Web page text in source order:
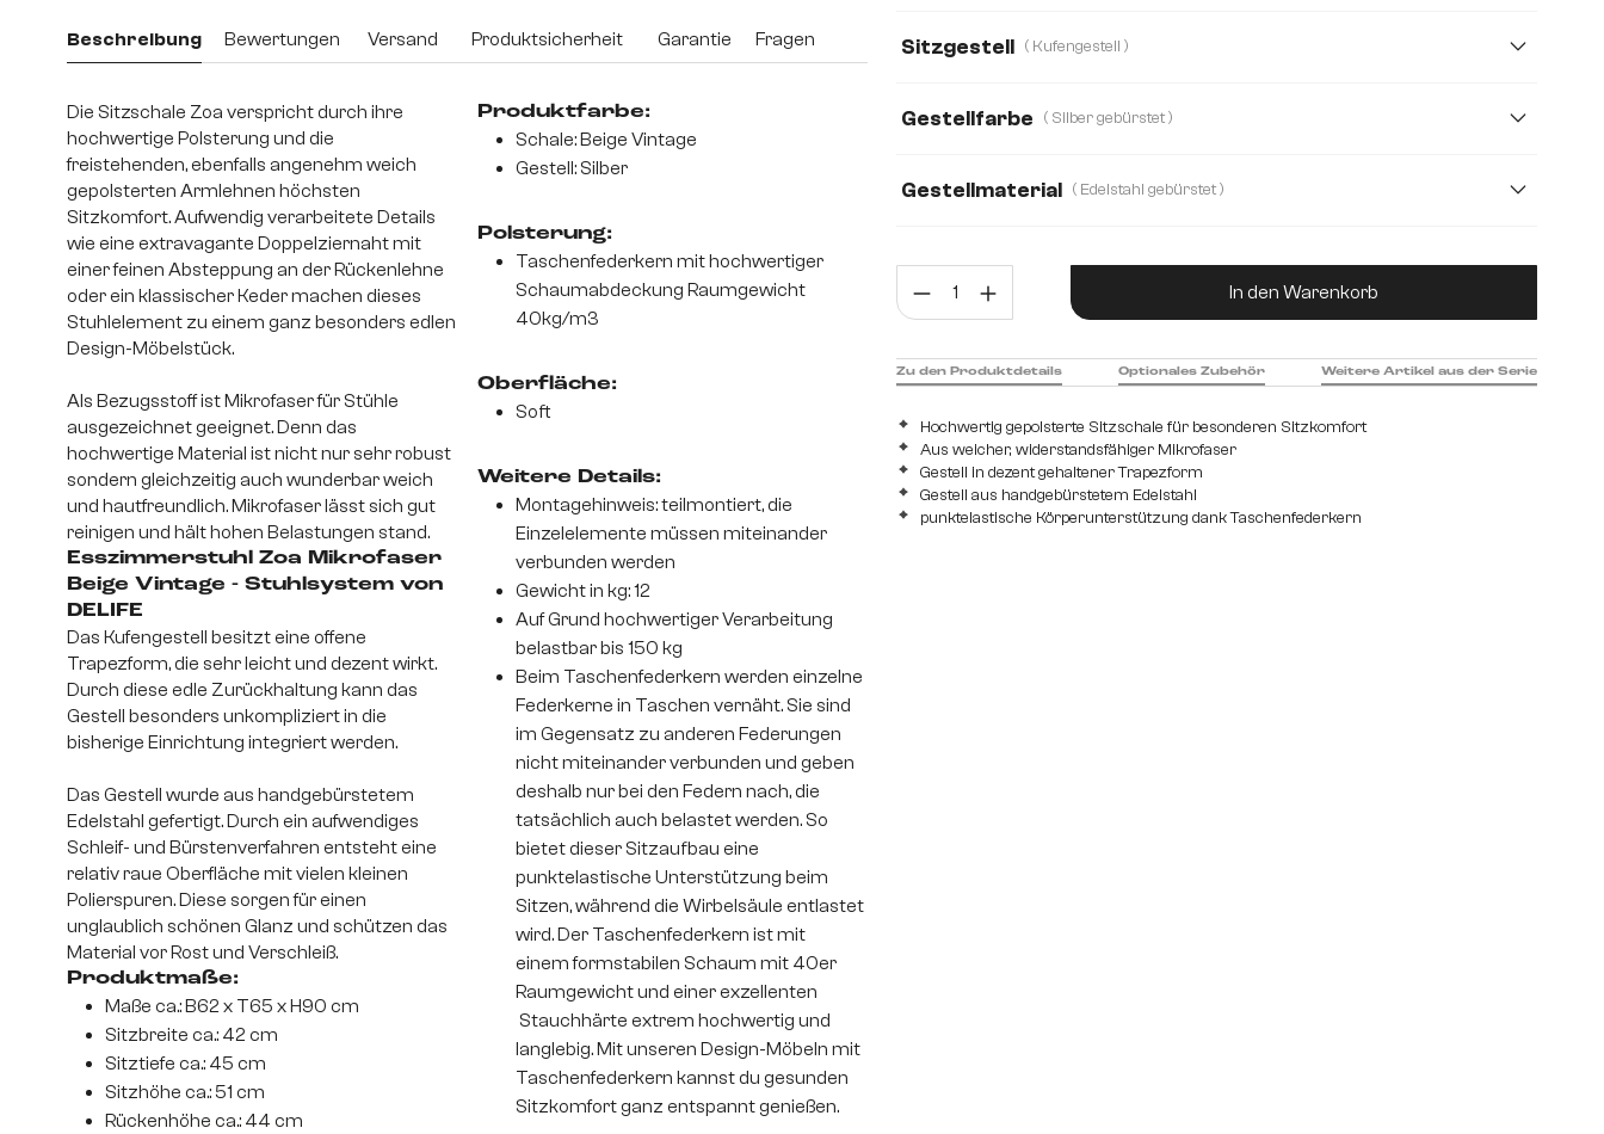
Strukturstoff Soft
Sitzgestell ( Kufengestell )
Gestellfarbe ( Silber gebürstet )
Gestellmaterial ( Edelstahl gebürstet )
Produkt Anzahl: Gib den gewünschten Wert
In den Warenkorb
Hochwertig gepolsterte Sitzschale für besonderen Sitzkomfort
Aus weicher, widerstandsfähiger Mikrofaser
Gestell in dezent gehaltener Trapezform
Gestell aus handgebürstetem Edelstahl
punktelastische Körperunterstützung dank Taschenfederkern
Zu den Produktdetails Optionales Zubehör Weitere Artikel aus der Serie
Beschreibung Bewertungen Versand Produktsicherheit Garantie Fragen
Die Sitzschale Zoa verspricht durch ihre
hochwertige Polsterung und die
freistehenden, ebenfalls angenehm weich
gepolsterten Armlehnen höchsten
Sitzkomfort. Aufwendig verarbeitete Details
wie eine extravagante Doppelziernaht mit
einer feinen Absteppung an der Rückenlehne
oder ein klassischer Keder machen dieses
Stuhlelement zu einem ganz besonders edlen
Design-Möbelstück.
Als Bezugsstoff ist Mikrofaser für Stühle
ausgezeichnet geeignet. Denn das
hochwertige Material ist nicht nur sehr robust
sondern gleichzeitig auch wunderbar weich
und hautfreundlich. Mikrofaser lässt sich gut
reinigen und hält hohen Belastungen stand.
Esszimmerstuhl Zoa Mikrofaser
Beige Vintage - Stuhlsystem von
DELIFE
Das Kufengestell besitzt eine offene
Trapezform, die sehr leicht und dezent wirkt.
Durch diese edle Zurückhaltung kann das
Gestell besonders unkompliziert in die
bisherige Einrichtung integriert werden.
Das Gestell wurde aus handgebürstetem
Edelstahl gefertigt. Durch ein aufwendiges
Schleif- und Bürstenverfahren entsteht eine
relativ raue Oberfläche mit vielen kleinen
Polierspuren. Diese sorgen für einen
unglaublich schönen Glanz und schützen das
Material vor Rost und Verschleiß.
Produktmaße:
Maße ca.: B62 x T65 x H90 cm
Sitzbreite ca.: 42 cm
Sitztiefe ca.: 45 cm
Sitzhöhe ca.: 51 cm
Rückenhöhe ca.: 44 cm
Produktfarbe:
Schale: Beige Vintage
Gestell: Silber
Polsterung:
Taschenfederkern mit hochwertiger
Schaumabdeckung Raumgewicht
40kg/m3
Oberfläche:
Soft
Weitere Details:
Montagehinweis: teilmontiert, die
Einzelelemente müssen miteinander
verbunden werden
Gewicht in kg: 12
Auf Grund hochwertiger Verarbeitung
belastbar bis 150 kg
Beim Taschenfederkern werden einzelne
Federkerne in Taschen vernäht. Sie sind
im Gegensatz zu anderen Federungen
nicht miteinander verbunden und geben
deshalb nur bei den Federn nach, die
tatsächlich auch belastet werden. So
bietet dieser Sitzaufbau eine
punktelastische Unterstützung beim
Sitzen, während die Wirbelsäule entlastet
wird. Der Taschenfederkern ist mit
einem formstabilen Schaum mit 40er
Raumgewicht und einer exzellenten
Stauchhärte extrem hochwertig und
langlebig. Mit unseren Design-Möbeln mit
Taschenfederkern kannst du gesunden
Sitzkomfort ganz entspannt genießen.